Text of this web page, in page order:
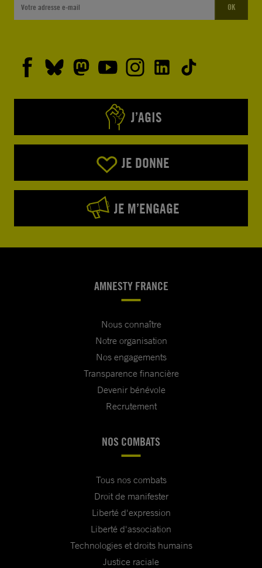
OK
J’AGIS
JE DONNE
JE M’ENGAGE
AMNESTY FRANCE
Nous connaître
Notre organisation
Nos engagements
Transparence financière
Devenir bénévole
Recrutement
NOS COMBATS
Tous nos combats
Droit de manifester
Liberté d'expression
Liberté d'association
Technologies et droits humains
Justice raciale